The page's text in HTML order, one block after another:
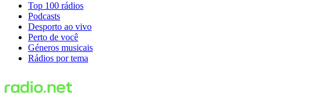
Top 100 rádios
Podcasts
Desporto ao vivo
Perto de você
Géneros musicais
Rádios por tema